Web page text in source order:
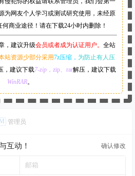
为网友个人学习或测试研究使用，未经原
商业途径！请在下载24小时内删除！
，建议升级会员或者成为认证用户。 全站
站资源少部分采用7z压缩， 为防止有人压
，建议下载7-zip，zip、rar解压，建议下载
WinRAR。
M 管理员
互动！ 确认修改